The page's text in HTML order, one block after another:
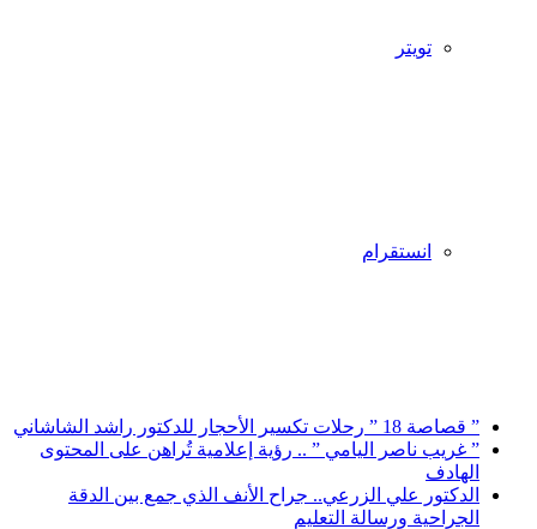
تويتر
انستقرام
” قصاصة 18 ” رحلات تكسير الأحجار للدكتور راشد الشاشاني
” غريب ناصر اليامي ” .. رؤية إعلامية تُراهن على المحتوى
الهادف
الدكتور علي الزرعي.. جراح الأنف الذي جمع بين الدقة
الجراحية ورسالة التعليم